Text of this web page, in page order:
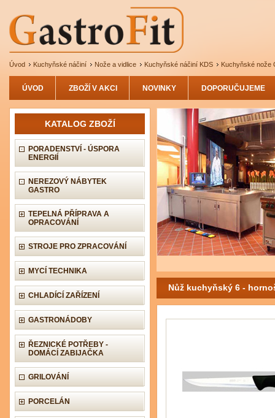
Úvod Kuchyňské náčiní Nože a vidlice Kuchyňské náčiní KDS Kuchyňské nože
ÚVOD ZBOŽÍ V AKCI NOVINKY DOPORUČUJEME
KATALOG ZBOŽÍ
PORADENSTVÍ - ÚSPORA
ENERGIÍ
NEREZOVÝ NÁBYTEK
GASTRO
TEPELNÁ PŘÍPRAVA A
OPRACOVÁNÍ
STROJE PRO ZPRACOVÁNÍ
MYCÍ TECHNIKA
CHLADÍCÍ ZAŘÍZENÍ
GASTRONÁDOBY
ŘEZNICKÉ POTŘEBY -
DOMÁCÍ ZABIJAČKA
GRILOVÁNÍ
PORCELÁN
Nůž kuchyňský 6 -